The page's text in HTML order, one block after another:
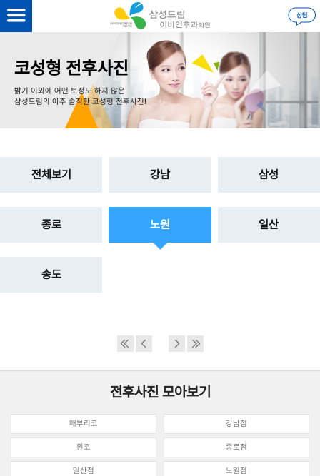
코성형 전후사진
밝기 이외에 어떤 보정도 하지 않은
삼성드림의 아주 솔직한 코성형 전후사진!
을 하시면더 자세한 정보
전체보기 강남 삼성
종로 노원 일산
송도
전후사진 모아보기
매부리코 강남점
휜코 종로점
일산점 노원점